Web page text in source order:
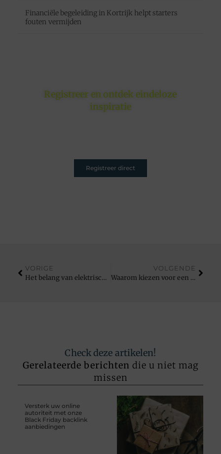
Financiële begeleiding in Kortrijk helpt starters
fouten vermijden
Registreer en ontdek eindeloze
inspiratie
Registreer direct
VORIGE
Het belang van elektrisch gereedschap kopen voor in uw werkplaats
VOLGENDE
Waarom kiezen voor een multidisciplinaire tandartspraktijk zoals Dentius
Check deze artikelen!
Gerelateerde berichten die u niet mag
missen
Versterk uw online
autoriteit met onze
Black Friday backlink
aanbiedingen